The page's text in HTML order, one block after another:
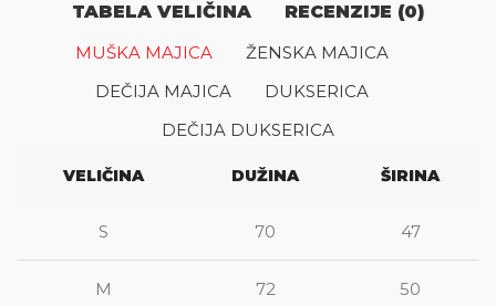
TABELA VELIČINA
RECENZIJE (0)
MUŠKA MAJICA
ŽENSKA MAJICA
DEČIJA MAJICA
DUKSERICA
DEČIJA DUKSERICA
VELIČINA DUŽINA ŠIRINA
S 70 47
M 72 50